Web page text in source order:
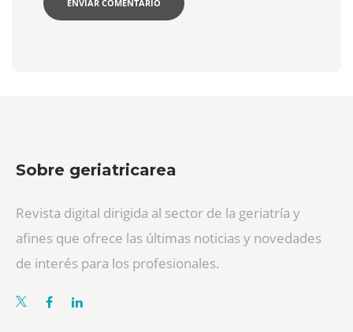
Sobre geriatricarea
Revista digital dirigida al sector de la geriatría y
afines que ofrece las últimas noticias y novedades
de interés para los profesionales.